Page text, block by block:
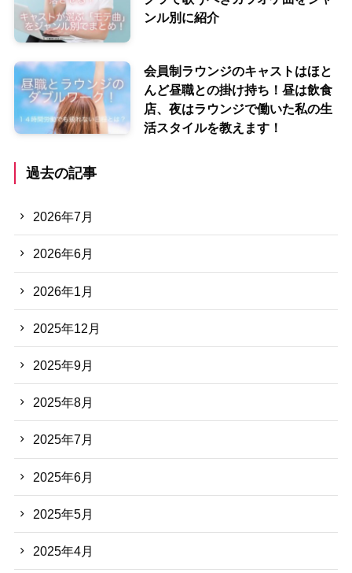
ンル別に紹介
会員制ラウンジのキャストはほと
んど昼職との掛け持ち！昼は飲食
店、夜はラウンジで働いた私の生
活スタイルを教えます！
過去の記事
2026年7月
2026年6月
2026年1月
2025年12月
2025年9月
2025年8月
2025年7月
2025年6月
2025年5月
2025年4月